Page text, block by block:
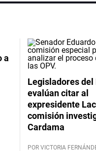
a
Legisladores
evalúan citar al
expresidente
comisión
Cardama
POR VICTORIA